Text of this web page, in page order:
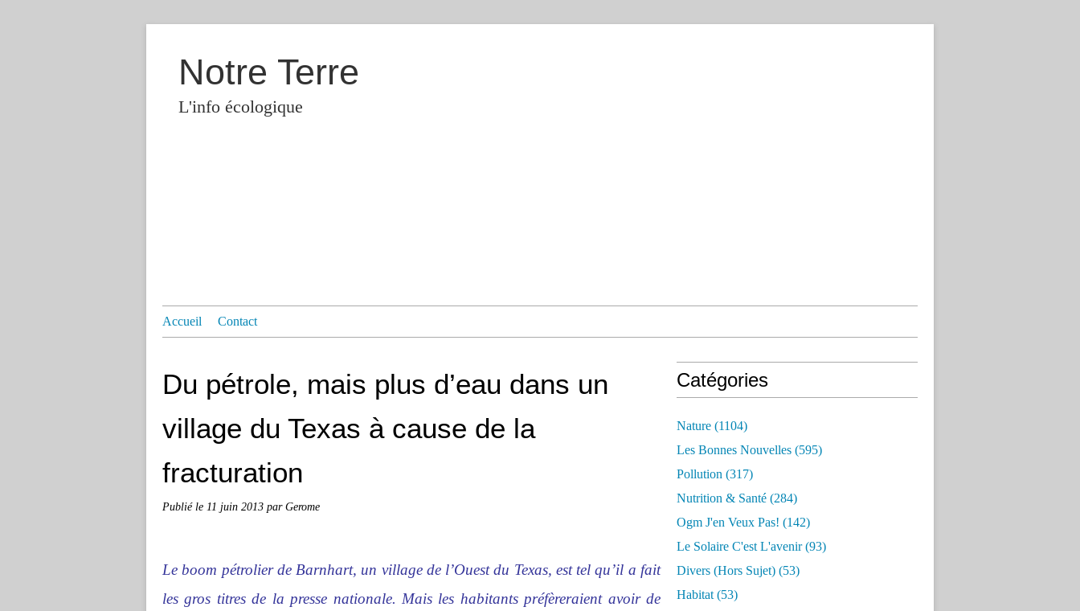
Notre Terre
L'info écologique
Accueil Contact
Du pétrole, mais plus d’eau dans un
village du Texas à cause de la
fracturation
Publié le 11 juin 2013 par Gerome
Le boom pétrolier de Barnhart, un village de l’Ouest du Texas, est tel qu’il a fait
les gros titres de la presse nationale. Mais les habitants préfèreraient avoir de
Catégories
Nature (1104)
Les Bonnes Nouvelles (595)
Pollution (317)
Nutrition & Santé (284)
Ogm J'en Veux Pas! (142)
Le Solaire C'est L'avenir(93)
Divers (hors Sujet) (53)
Habitat (53)